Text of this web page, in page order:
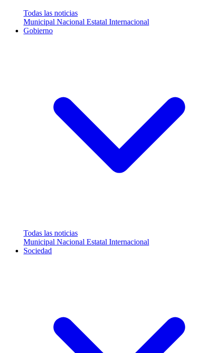
Todas las noticias
Municipal Nacional Estatal Internacional
Gobierno
Todas las noticias
Municipal Nacional Estatal Internacional
Sociedad